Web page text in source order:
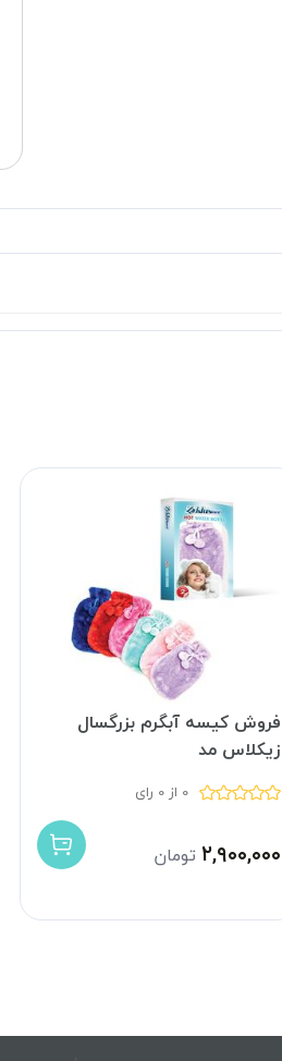
فروش کیسه آبگرم بزرگسال
زیکلاس مد
0 از 0 رای
۲,۹۰۰,۰۰۰ تومان